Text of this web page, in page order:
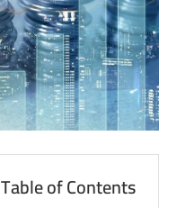
Table of Contents